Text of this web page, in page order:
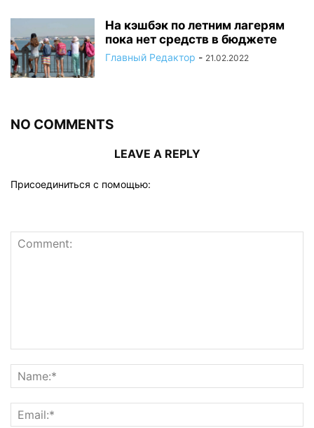
На кэшбэк по летним лагерям
пока нет средств в бюджете
Главный Редактор - 21.02.2022
NO COMMENTS
LEAVE A REPLY
Присоединиться с помощью: